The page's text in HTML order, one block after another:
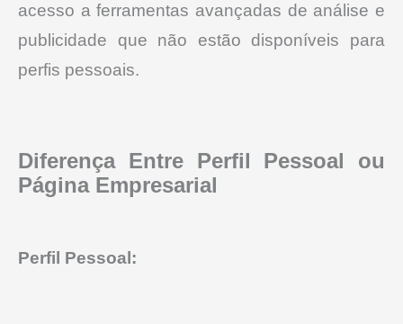
acesso a ferramentas avançadas de análise e
publicidade que não estão disponíveis para
perfis pessoais.
Diferença Entre Perfil Pessoal ou
Página Empresarial
Perfil Pessoal: